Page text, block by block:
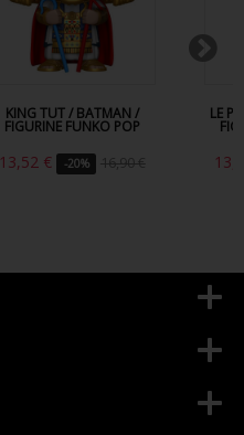
KING TUT / BATMAN /
FIGURINE FUNKO POP
13,52 € -20% 16,90 €
LE